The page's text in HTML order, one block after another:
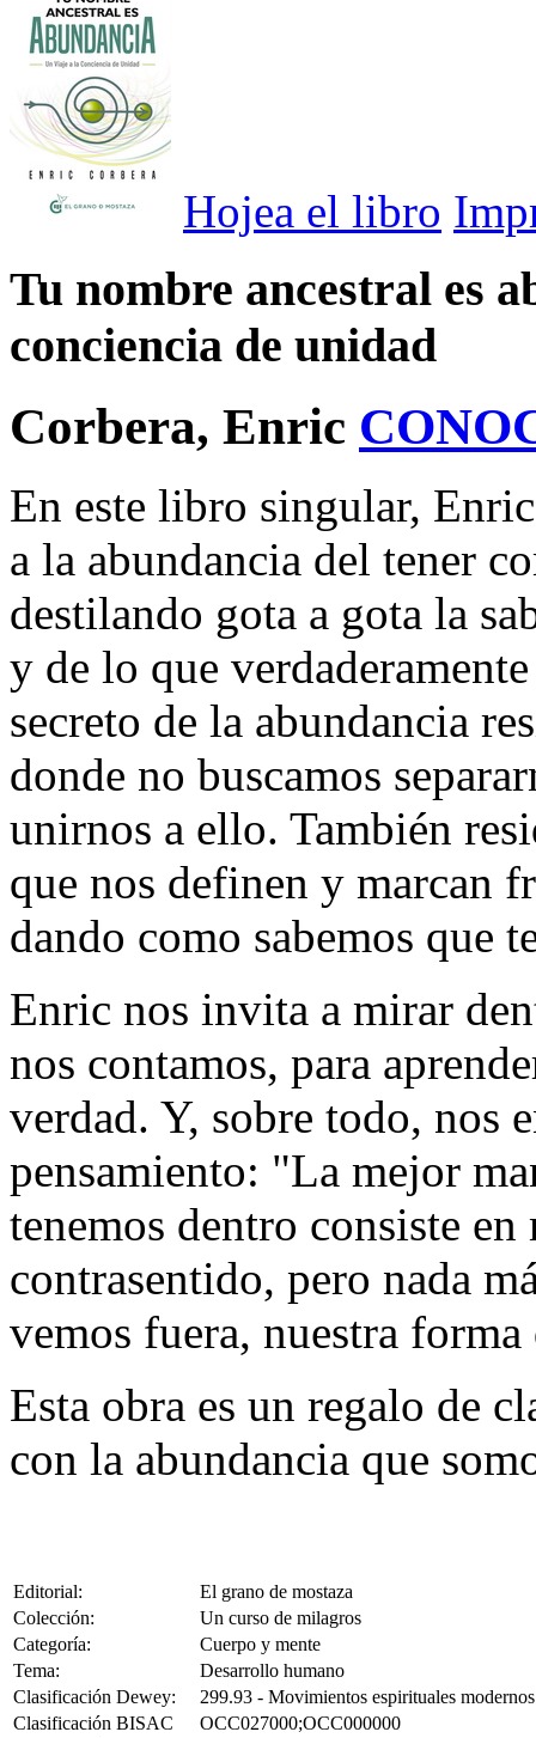
Hojea el libro
Tu nombre ancestral es
conciencia de unidad
Corbera, Enric
En este libro singular,
a la abundancia del tener
destilando gota a gota la
y de lo que
secreto de la abundancia
donde no buscamos
unirnos a ello. También
que nos definen y marcan
dando como sabemos que
Enric nos invita a mirar
nos contamos, para
verdad. Y, sobre todo, nos
pensamiento: "La mejor
tenemos dentro consiste
contrasentido, pero nada
vemos fuera, nuestra
Esta obra es un regalo de
con la abundancia que
Editorial:
El grano de mostaza
Colección:
Un curso de milagros
Categoría:
Cuerpo y mente
Tema:
Desarrollo humano
Clasificación Dewey:
299.93 - Movimientos espirituales modernos
Clasificación BISAC
OCC027000;OCC000000